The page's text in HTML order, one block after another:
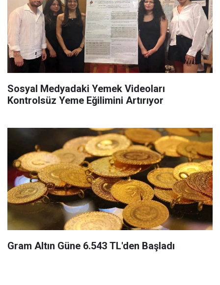
Sosyal Medyadaki Yemek Videoları
Kontrolsüz Yeme Eğilimini Artırıyor
Gram Altın Güne 6.543 TL'den Başladı